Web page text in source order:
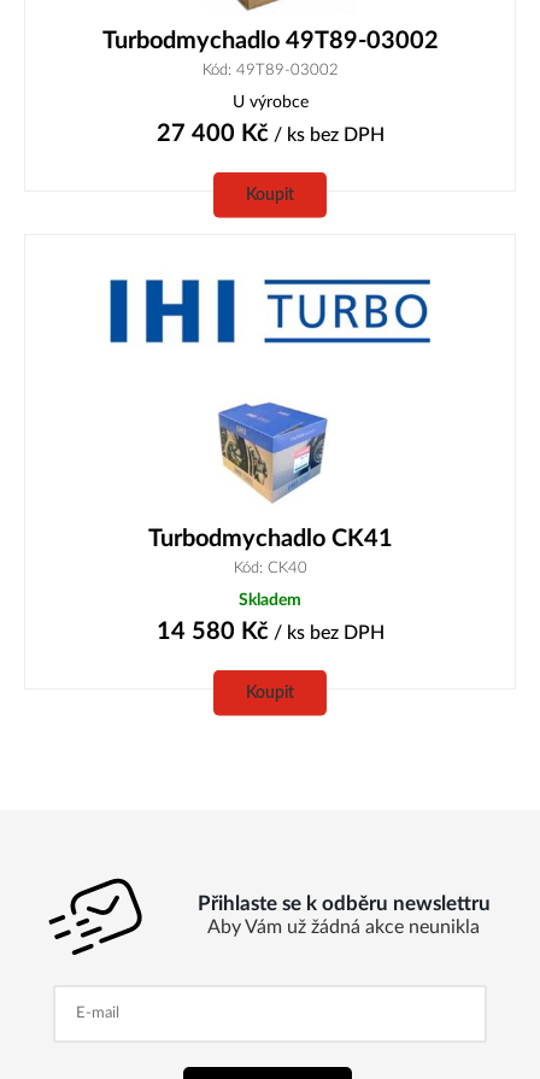
Turbodmychadlo 49T89-03002
Kód: 49T89-03002
U výrobce
27 400 Kč/ ks bez DPH
Koupit
Turbodmychadlo CK41
Kód: CK40
Skladem
14 580 Kč/ ks bez DPH
Koupit
Přihlaste se k odběru newslettru
Aby Vám už žádná akce neunikla